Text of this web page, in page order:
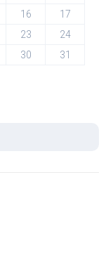
16
17
23
24
30
31